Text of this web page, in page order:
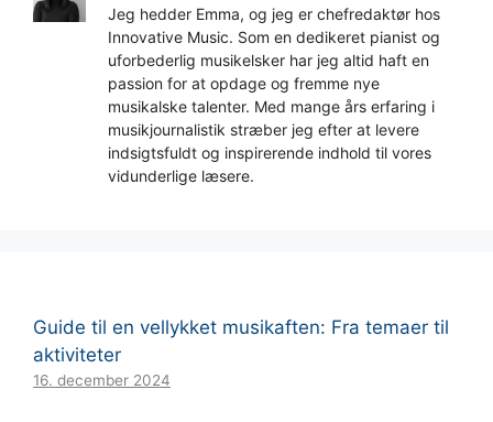
Jeg hedder Emma, og jeg er chefredaktør hos
Innovative Music. Som en dedikeret pianist og
uforbederlig musikelsker har jeg altid haft en
passion for at opdage og fremme nye
musikalske talenter. Med mange års erfaring i
musikjournalistik stræber jeg efter at levere
indsigtsfuldt og inspirerende indhold til vores
vidunderlige læsere.
Guide til en vellykket musikaften: Fra temaer til
aktiviteter
16. december 2024